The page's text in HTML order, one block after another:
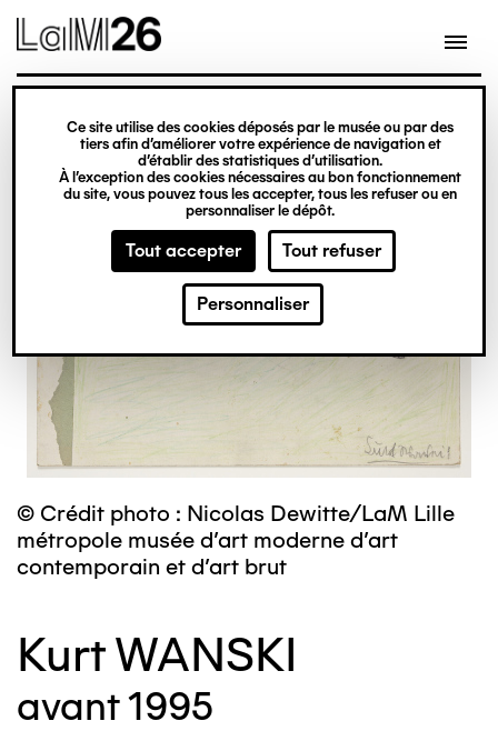
Gestion des cookies
Ce site utilise des cookies déposés par le musée ou par des
tiers afin d’améliorer votre expérience de navigation et
d’établir des statistiques d’utilisation.
À l’exception des cookies nécessaires au bon fonctionnement
du site, vous pouvez tous les accepter, tous les refuser ou en
personnaliser le dépôt.
Tout accepter Tout refuser
Personnaliser
contenu
© Crédit photo : Nicolas Dewitte/LaM Lille
métropole musée d’art moderne d’art
contemporain et d’art brut
Kurt WANSKI
avant 1995